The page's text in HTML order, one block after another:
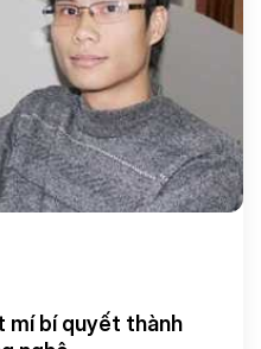
mí bí quyết thành